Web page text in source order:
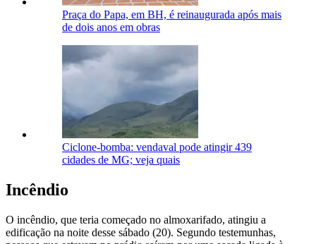
Praça do Papa, em BH, é reinaugurada após mais
de dois anos em obras
Ciclone-bomba: vendaval pode atingir 439
cidades de MG; veja quais
Incêndio
O incêndio, que teria começado no almoxarifado, atingiu a
edificação na noite desse sábado (20). Segundo testemunhas,